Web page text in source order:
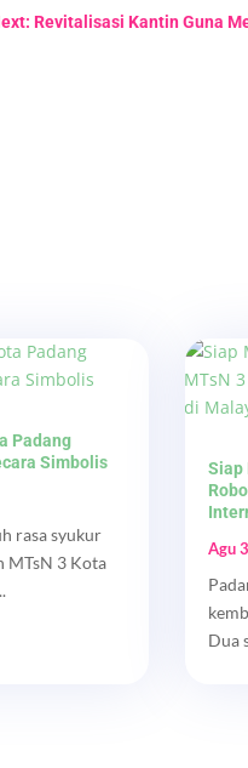
Revitalisasi Kantin Guna
Padang
Simbolis
rasa syukur
MTsN 3 Kota
Siap
Agu
Dua